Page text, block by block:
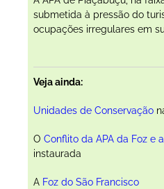
submetida à pressão do
ocupações irregulares em
Veja ainda:
Unidades de Conservação
O Conflito da APA da Foz e
instaurada
A Foz do São Francisco